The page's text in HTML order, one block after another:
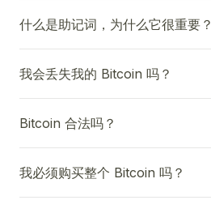
什么是助记词，为什么它很重要？
我会丢失我的 Bitcoin 吗？
Bitcoin 合法吗？
我必须购买整个 Bitcoin 吗？